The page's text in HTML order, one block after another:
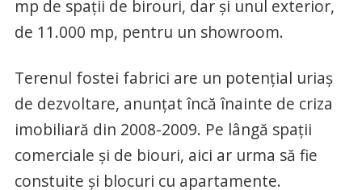
mp de spații de birouri, dar și unul exterior,
de 11.000 mp, pentru un showroom.
Terenul fostei fabrici are un potențial uriaș
de dezvoltare, anunțat încă înainte de criza
imobiliară din 2008-2009. Pe lângă spații
comerciale și de biouri, aici ar urma să fie
constuite și blocuri cu apartamente.